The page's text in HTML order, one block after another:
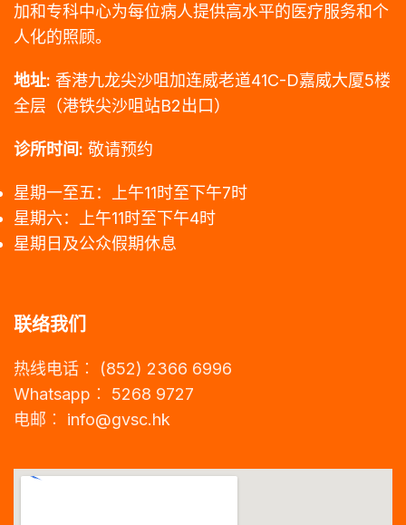
加和专科中心为每位病人提供高水平的医疗服务和个
人化的照顾。
地址: 香港九龙尖沙咀加连威老道41C-D嘉威大厦5楼
全层（港铁尖沙咀站B2出口）
诊所时间: 敬请预约
星期一至五：上午11时至下午7时
星期六：上午11时至下午4时
星期日及公众假期休息
联络我们
热线电话︰ (852) 2366 6996
Whatsapp︰ 5268 9727
电邮︰ info@gvsc.hk